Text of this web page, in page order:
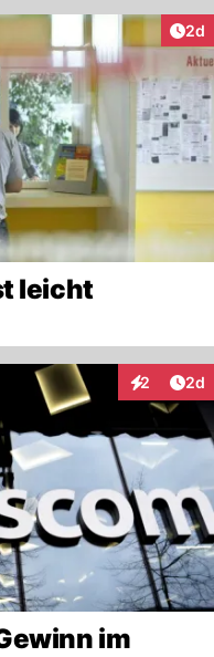
2d
leicht
2 2d
im